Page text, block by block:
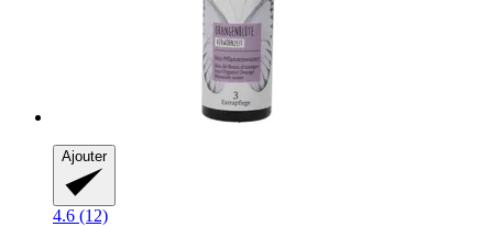
Ajouter
4.6 (12)